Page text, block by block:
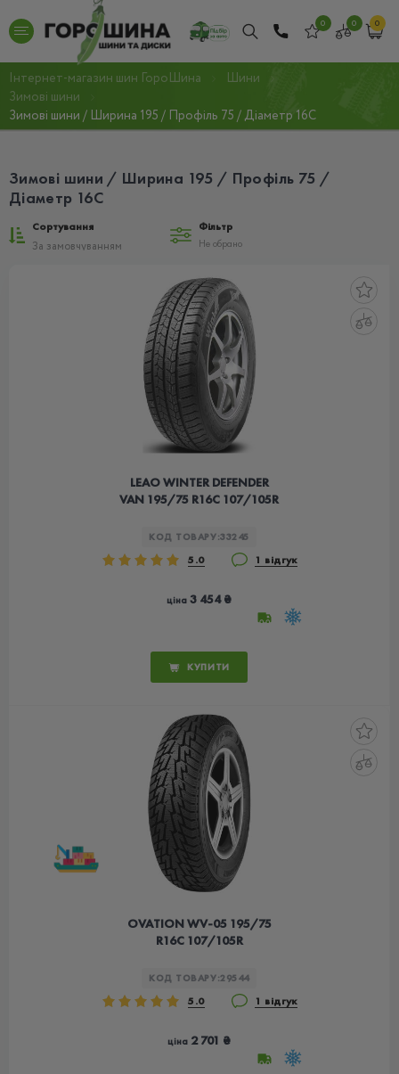
0 0 0
Інтернет-магазин шин ГороШина
Шини
Зимові шини
Зимові шини / Ширина 195 / Профіль 75 / Діаметр 16C
Зимові шини / Ширина 195 / Профіль 75 /
Діаметр 16C
Сортування
Фільтр
Не обрано
LEAO WINTER DEFENDER
VAN 195/75 R16C 107/105R
КОД ТОВАРУ:33245
5.0 1 відгук
ціна 3 454 ₴
КУПИТИ
OVATION WV-05 195/75
R16C 107/105R
КОД ТОВАРУ:29544
5.0 1 відгук
ціна 2 701 ₴